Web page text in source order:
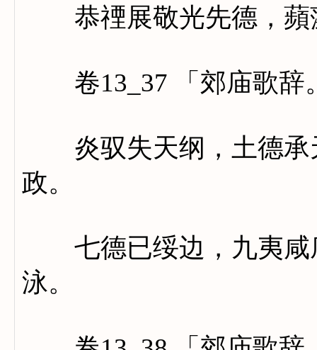
恭禋展敬光先德，蘋
卷13_37 「郊庙歌辞
炎驭失天纲，土德承
政。
七德已绥边，九夷咸
泳。